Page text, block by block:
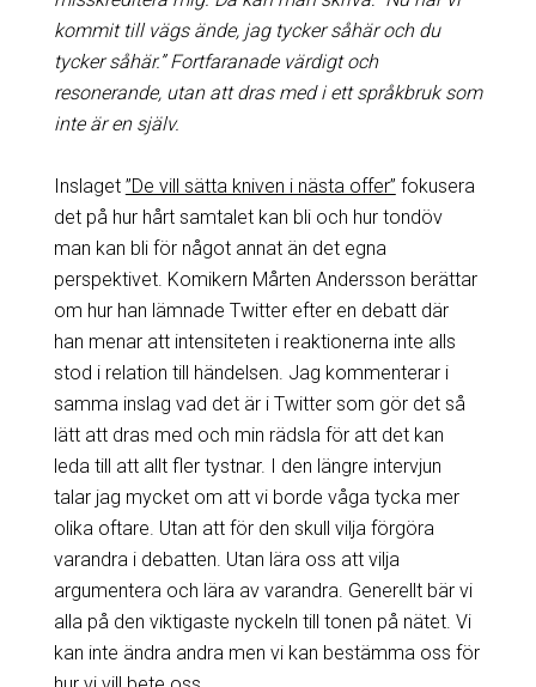
kommit till vägs ände, jag tycker såhär och du
tycker såhär.” Fortfaranade värdigt och
resonerande, utan att dras med i ett språkbruk som
inte är en själv.
Inslaget ”De vill sätta kniven i nästa offer” fokusera
det på hur hårt samtalet kan bli och hur tondöv
man kan bli för något annat än det egna
perspektivet. Komikern Mårten Andersson berättar
om hur han lämnade Twitter efter en debatt där
han menar att intensiteten i reaktionerna inte alls
stod i relation till händelsen. Jag kommenterar i
samma inslag vad det är i Twitter som gör det så
lätt att dras med och min rädsla för att det kan
leda till att allt fler tystnar. I den längre intervjun
talar jag mycket om att vi borde våga tycka mer
olika oftare. Utan att för den skull vilja förgöra
varandra i debatten. Utan lära oss att vilja
argumentera och lära av varandra. Generellt bär vi
alla på den viktigaste nyckeln till tonen på nätet. Vi
kan inte ändra andra men vi kan bestämma oss för